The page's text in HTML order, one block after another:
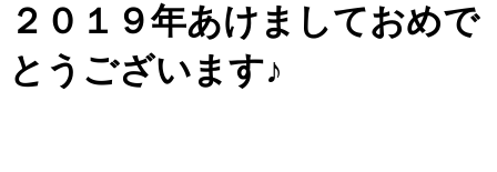
２０１９年あけましておめで
とうございます♪